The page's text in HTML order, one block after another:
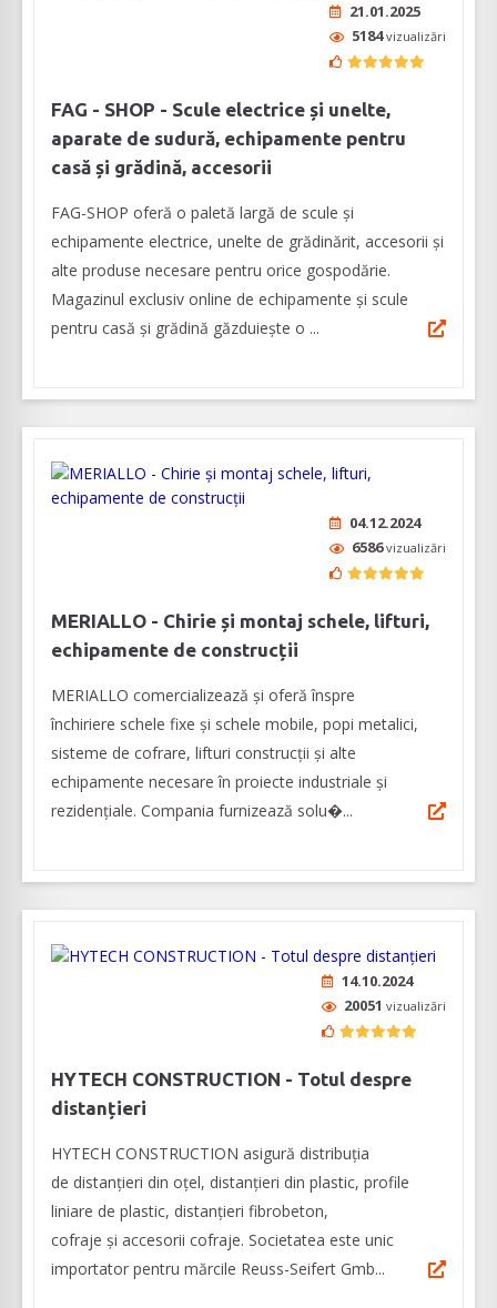
21.01.2025
5184vizualizări
FAG - SHOP - Scule electrice și unelte,
aparate de sudură, echipamente pentru
casă și grădină, accesorii
FAG-SHOP oferă o paletă largă de scule și
echipamente electrice, unelte de grădinărit, accesorii și
alte produse necesare pentru orice gospodărie.
Magazinul exclusiv online de echipamente și scule
pentru casă și grădină găzduiește o ...
04.12.2024
6586vizualizări
MERIALLO - Chirie și montaj schele, lifturi,
echipamente de construcții
MERIALLO comercializează și oferă înspre
închiriere schele fixe și schele mobile, popi metalici,
sisteme de cofrare, lifturi construcții și alte
echipamente necesare în proiecte industriale și
rezidențiale. Compania furnizează solu�...
14.10.2024
20051 vizualizări
HYTECH CONSTRUCTION - Totul despre
distanțieri
HYTECH CONSTRUCTION asigură distribuția
de distanțieri din oțel, distanțieri din plastic, profile
liniare de plastic, distanțieri fibrobeton,
cofraje și accesorii cofraje. Societatea este unic
importator pentru mărcile Reuss-Seifert Gmb...